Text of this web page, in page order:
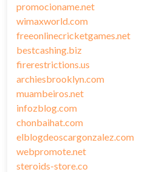
promocioname.net
wimaxworld.com
freeonlinecricketgames.net
bestcashing.biz
firerestrictions.us
archiesbrooklyn.com
muambeiros.net
infozblog.com
chonbaihat.com
elblogdeoscargonzalez.com
webpromote.net
steroids-store.co